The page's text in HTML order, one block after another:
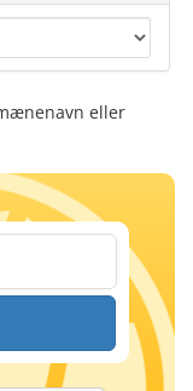
eller